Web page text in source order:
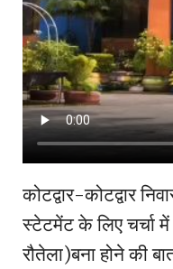
कोटद्वार-कोटद्वार
स्टेटमेंट के लिए चर्चा में
रौतेला)बना होने की